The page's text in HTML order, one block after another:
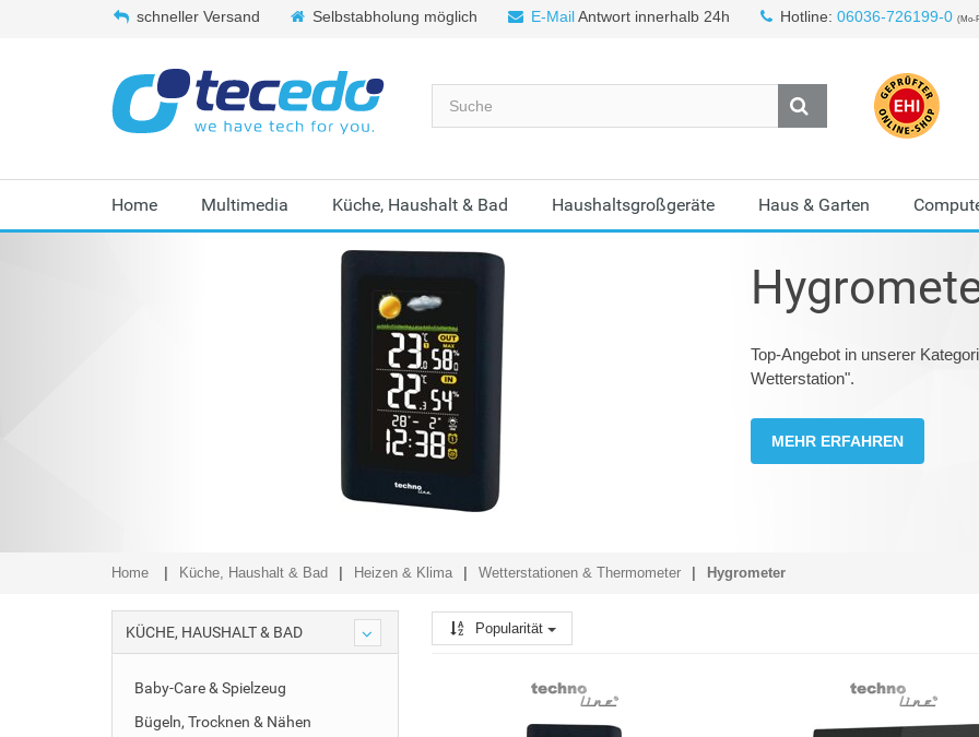
schneller Versand Selbstabholung möglich E-MailAntwort innerhalb 24h Hotline: 06036-726199-0 (Mo-
Home Multimedia Küche, Haushalt & Bad Haushaltsgroßgeräte Haus & Garten
Top-Angebot in unserer
Wetterstation".
MEHR ERFAHREN
Home Küche, Haushalt & Bad Heizen & Klima Wetterstationen & Thermometer Hygrometer
KÜCHE, HAUSHALT & BAD
Baby-Care & Spielzeug
Bügeln, Trocknen & Nähen
Popularität